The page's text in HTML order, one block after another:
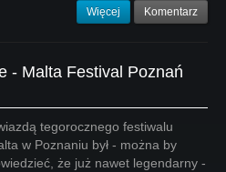
Więcej Komentarz
- Malta Festival Poznań
tegorocznego festiwalu
w Poznaniu był - można by
że już nawet legendarny -